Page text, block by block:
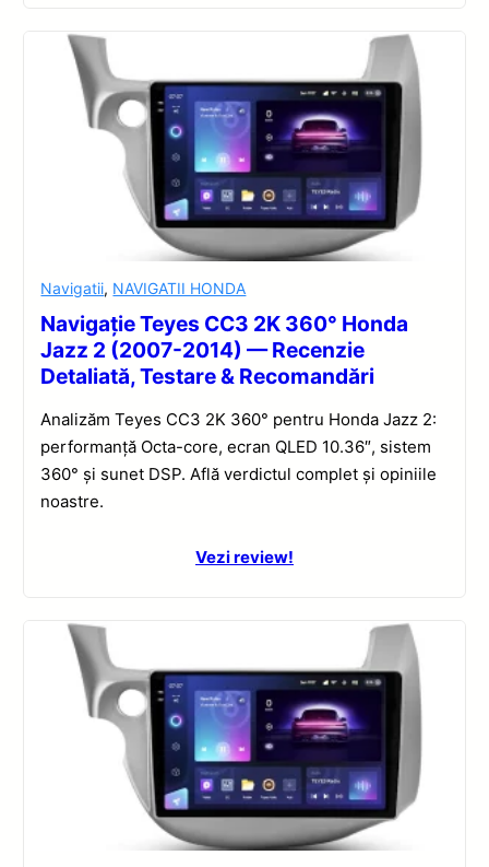
Navigatii, NAVIGATII HONDA
Navigație Teyes CC3 2K 360° Honda
Jazz 2 (2007-2014) — Recenzie
Detaliată, Testare & Recomandări
Analizăm Teyes CC3 2K 360° pentru Honda Jazz 2:
performanță Octa-core, ecran QLED 10.36″, sistem
360° și sunet DSP. Află verdictul complet și opiniile
noastre.
Vezi review!